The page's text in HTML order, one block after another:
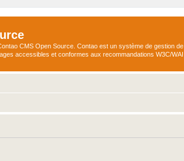
CMS Open Source. Contao est un système de gestion de
accessibles et conformes aux recommandations W3C/WAI